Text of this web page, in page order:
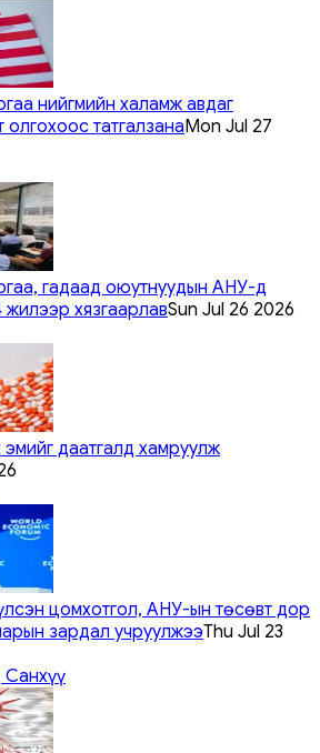
нийгмийн халамж авдаг
татгалзанаMon Jul 27
гадаад оюутнуудын АНУ-д
жилээр хязгаарлавSun Jul 26 2026
даатгалд хамруулж
цомхотгол, АНУ-ын төсөвт дор
зардал учруулжээThu Jul 23
Санхүү